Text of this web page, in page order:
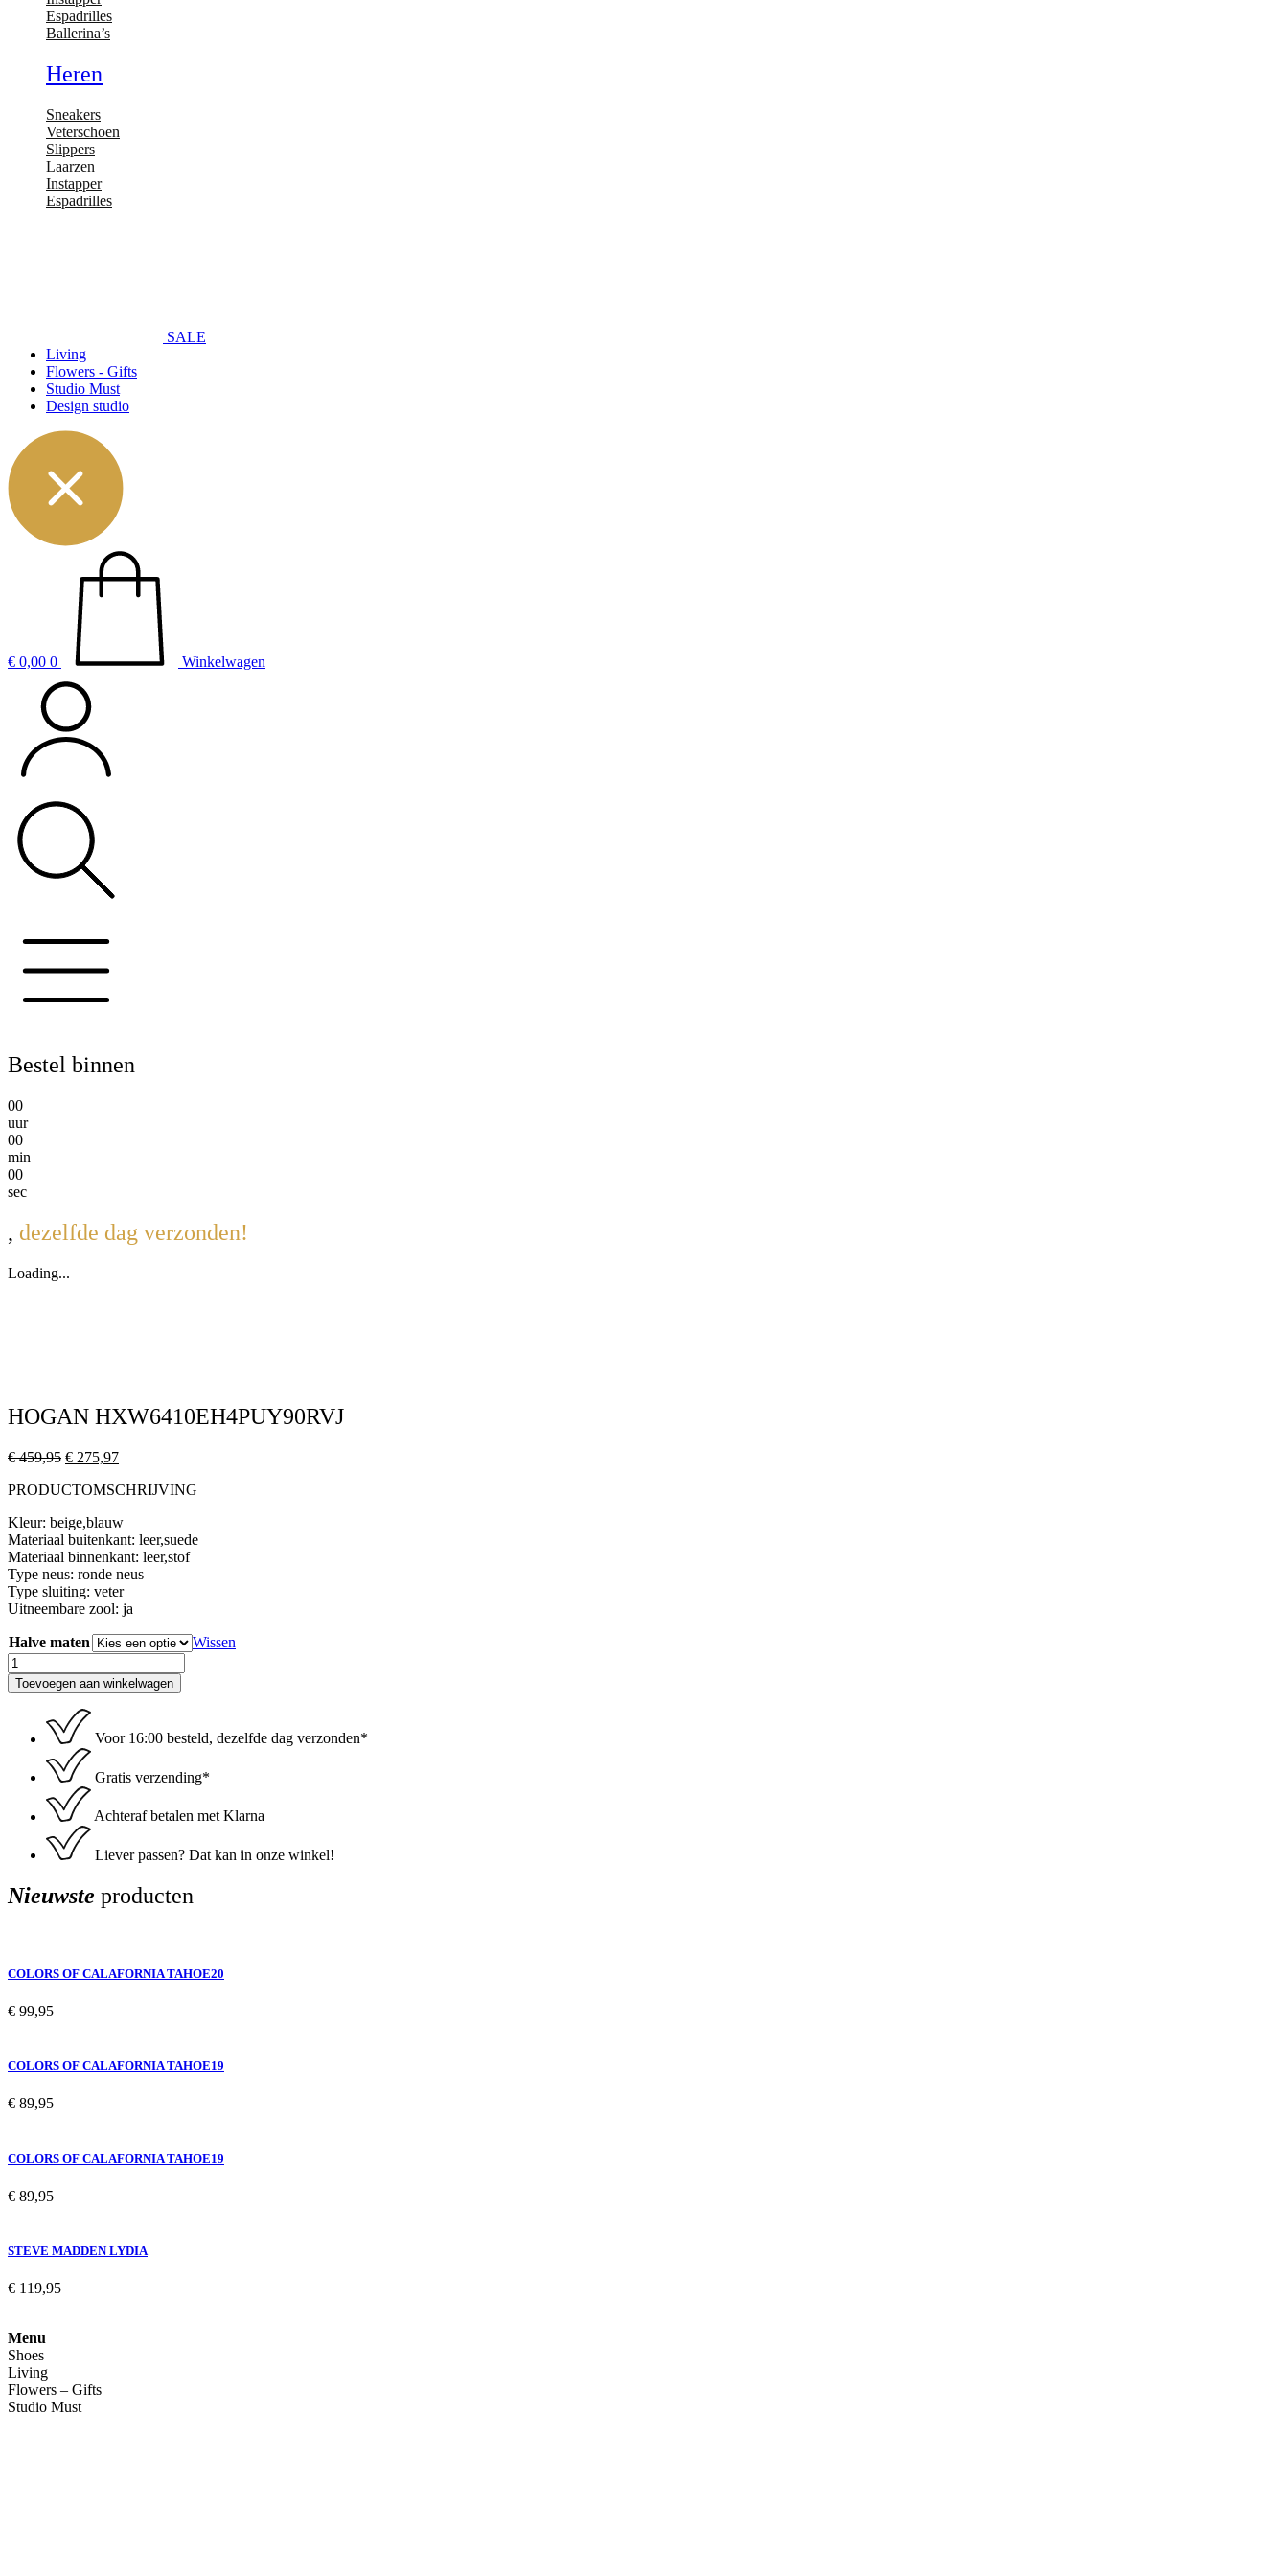
Espadrilles
Ballerina’s
Heren
Sneakers
Veterschoen
Slippers
Laarzen
Instapper
Espadrilles
SALE
Living
Flowers - Gifts
Studio Must
Design studio
€ 0,00 0 Winkelwagen
Bestel binnen
00
uur
00
min
00
sec
, dezelfde dag verzonden!
Loading...
HOGAN HXW6410EH4PUY90RVJ
€459,95 Oorspronkelijke
was:
€ 275,97Huidige
is:
PRODUCTOMSCHRIJVING
Kleur: beige,blauw
Materiaal buitenkant: leer,suede
Materiaal binnenkant: leer,stof
Type neus: ronde neus
Type sluiting: veter
Uitneembare zool: ja
Halve maten
Wissen
HOGAN
HXW6410EH4PUY90RVJ
aantal
Toevoegen aan winkelwagen
Voor 16:00 besteld, dezelfde dag verzonden*
Gratis verzending*
Achteraf betalen met Klarna
Liever passen? Dat kan in onze winkel!
Nieuwste producten
COLORS OF CALAFORNIA TAHOE20
€ 99,95
COLORS OF CALAFORNIA TAHOE19
€ 89,95
COLORS OF CALAFORNIA TAHOE19
€ 89,95
STEVE MADDEN LYDIA
€ 119,95
Menu
Shoes
Living
Flowers – Gifts
Studio Must